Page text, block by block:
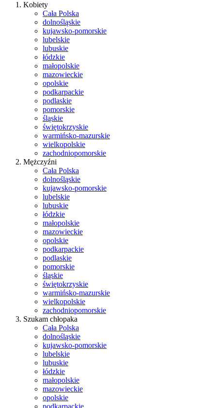
Kobiety
Cała Polska
dolnośląskie
kujawsko-pomorskie
lubelskie
lubuskie
łódzkie
małopolskie
mazowieckie
opolskie
podkarpackie
podlaskie
pomorskie
śląskie
świętokrzyskie
warmińsko-mazurskie
wielkopolskie
zachodniopomorskie
Mężczyźni
Cała Polska
dolnośląskie
kujawsko-pomorskie
lubelskie
lubuskie
łódzkie
małopolskie
mazowieckie
opolskie
podkarpackie
podlaskie
pomorskie
śląskie
świętokrzyskie
warmińsko-mazurskie
wielkopolskie
zachodniopomorskie
Szukam chłopaka
Cała Polska
dolnośląskie
kujawsko-pomorskie
lubelskie
lubuskie
łódzkie
małopolskie
mazowieckie
opolskie
podkarpackie